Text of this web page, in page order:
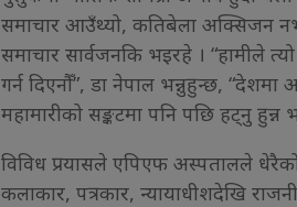
समाचार आउँथ्यो, कतिबेला अक्सिजन
समाचार सार्वजनकि भइरहे ।
गर्न दिएनौँ”, डा नेपाल भन्नुहुन्छ,
महामारीको सङ्कटमा पनि पछि हट्नु हुन्न
विविध प्रयासले एपिएफ अस्पतालले
कलाकार, पत्रकार, न्यायाधीशदेखि